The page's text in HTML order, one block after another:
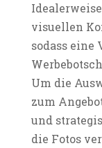
visuellen
sodass eine
Um die
zum
und
die Fotos